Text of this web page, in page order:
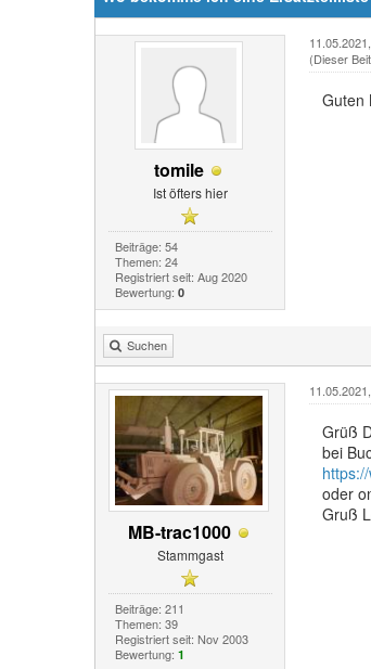
tomile
Ist öfters hier
Beiträge: 54
Themen: 24
Registriert seit: Aug 2020
Bewertung: 0
(Dieser
Guten
Suchen
MB-trac1000
Stammgast
Beiträge: 211
Themen: 39
Registriert seit: Nov 2003
Bewertung: 1
Grüß
bei
oder
Gruß